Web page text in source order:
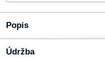
Popis
Údržba